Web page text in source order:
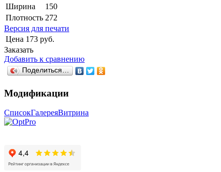
Ширина
150
Плотность 272
Версия для печати
Цена 173 руб.
Заказать
Добавить к сравнению
Поделиться…
Модификации
СписокГалереяВитрина